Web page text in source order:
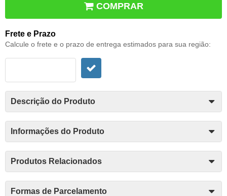
COMPRAR
Frete e Prazo
Calcule o frete e o prazo de entrega estimados para sua região:
Descrição do Produto
Informações do Produto
Produtos Relacionados
Formas de Parcelamento